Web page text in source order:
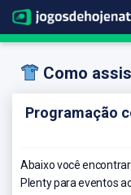
Como
Programação
Abaixo você
Plenty para eventos